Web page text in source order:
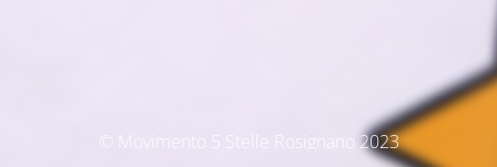
© Movimento 5 Stelle Rosignano 2023